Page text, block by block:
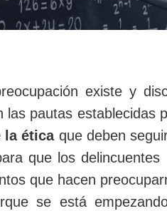
existe y
las pautas establecidas
la éticaque deben
que los
que hacen
se está